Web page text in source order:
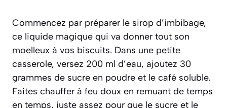
Commencez par préparer le sirop d’imbibage,
ce liquide magique qui va donner tout son
moelleux à vos biscuits. Dans une petite
casserole, versez 200 ml d’eau, ajoutez 30
grammes de sucre en poudre et le café soluble.
Faites chauffer à feu doux en remuant de temps
en temps, juste assez pour que le sucre et le